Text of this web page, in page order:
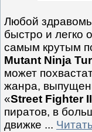
Любой
быстро и легко
самым крутым
Mutant Ninja
может
жанра,
«Street Fighter II
пиратов, в
движке ...